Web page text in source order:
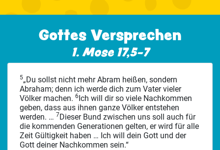
Natur
Abenteuer
Freizeit
Gottes Versprechen
1. Mose 17,5-7
5„Du sollst nicht mehr Abram heißen, sondern
Abraham; denn ich werde dich zum Vater vieler
Völker machen. 6Ich will dir so viele Nachkommen
geben, dass aus ihnen ganze Völker entstehen
werden. … 7Dieser Bund zwischen uns soll auch für
die kommenden Generationen gelten, er wird für alle
Zeit Gültigkeit haben … Ich will dein Gott und der
Gott deiner Nachkommen sein.“